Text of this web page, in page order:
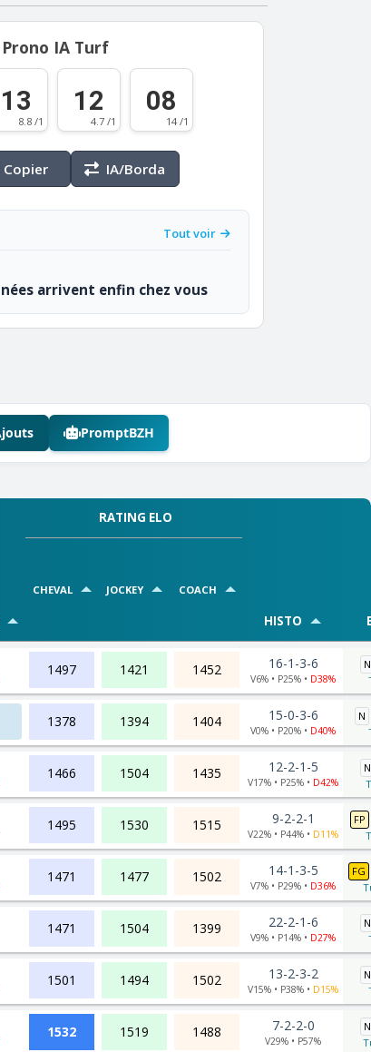
IA Turf
13
8.8 /1
12
4.7 /1
08
14 /1
Copier IA/Borda
Tout voir
arrivent enfin chez vous
PromptBZH
RATING ELO
CHEVAL JOCKEY COACH
HISTO
1497 1421 1452 16-1-3-6
V6% • P25% • D38%
N
1378 1394 1404 15-0-3-6
V0% • P20% • D40%
N
1466 1504 1435 12-2-1-5
V17% • P25% • D42%
N
1495 1530 1515 9-2-2-1
V22% • P44% • D11%
FP
1471 1477 1502 14-1-3-5
V7% • P29% • D36%
FG
1471 1504 1399 22-2-1-6
V9% • P14% • D27%
N
1501 1494 1502 13-2-3-2
V15% • P38% • D15%
N
1532 1519 1488 7-2-2-0
V29% • P57%
N